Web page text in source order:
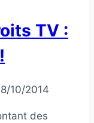
TV :
10/2014
des